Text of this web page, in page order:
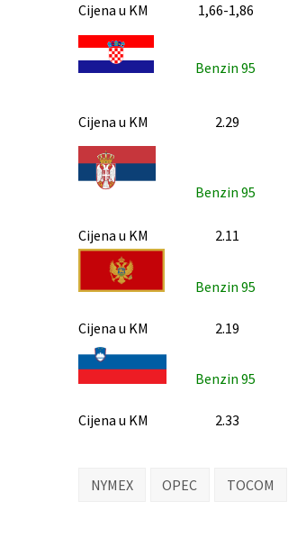
Cijena u KM 1,66-1,86
Benzin 95
Cijena u KM 2.29
Benzin 95
Cijena u KM 2.11
Benzin 95
Cijena u KM 2.19
Benzin 95
Cijena u KM 2.33
NYMEX OPEC TOCOM